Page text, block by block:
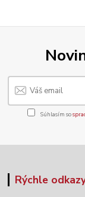
Súhlasím so
Rýchle